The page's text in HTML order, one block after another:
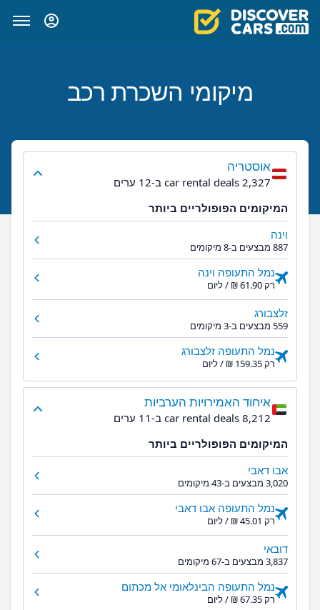
מיקומי השכרת רכב
אוסטריה
2,327 car rental deals ב-12 ערים
המיקומים הפופולריים ביותר
וינה
887 מבצעים ב-8 מיקומים
נמל התעופה וינה
רק ‏61.90 ‏₪ / ליום
זלצבורג
559 מבצעים ב-3 מיקומים
נמל התעופה זלצבורג
רק ‏159.35 ‏₪ / ליום
איחוד האמירויות הערביות
8,212 car rental deals ב-11 ערים
המיקומים הפופולריים ביותר
אבו דאבי
3,020 מבצעים ב-43 מיקומים
נמל התעופה אבו דאבי
רק ‏45.01 ‏₪ / ליום
דובאי
3,837 מבצעים ב-67 מיקומים
נמל התעופה הבינלאומי אל מכתום
רק ‏67.35 ‏₪ / ליום